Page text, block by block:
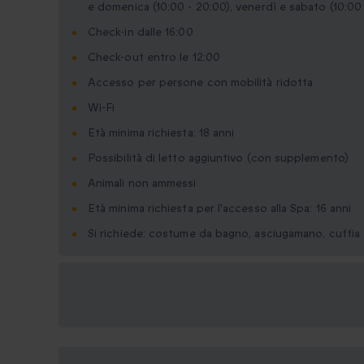
e domenica (10:00 - 20:00), venerdì e sabato
Check-in dalle 16:00
Check-out entro le 12:00
Accesso per persone con mobilità ridotta
Wi-Fi
Età minima richiesta: 18 anni
Possibilità di letto aggiuntivo (con supplemento)
Animali non ammessi
Età minima richiesta per l'accesso alla Spa: 16 anni
Si richiede: costume da bagno, asciugamano,